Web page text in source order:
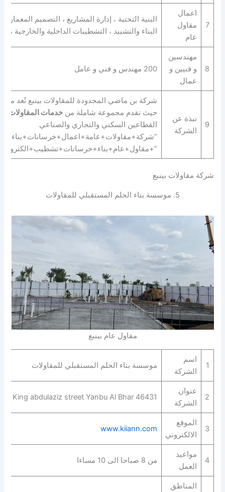
7
اعمال
مقاول
عام
البنية التحتية ، إدارة المشاريع ، التصميم
البناء والتشييد ، التشطيبات الداخلية والخارجية
8
مهندسين
و فنيين و
عمال
200 مهندس و فني و عامل
9
نبذة عن
الشركة
شركة بن ماضي المحدودة للمقاولات بينبع تُعد من
حيث تقدم مجموعة شاملة من خدمات المقاولات
القطاعين السكني والتجاري والصناعي
شركة مقاولات بينبع
5. موسسة بناء الحلم المستقبلي للمقاولات
مقاول عام بينبع
1
اسم
الشركة
موسسة بناء الحلم المستقبلي للمقاولات
2
عنوان
الشركة
King abdulaziz street Yanbu Al Bhar 46431
3
الموقع
الالكتروني
www.kiiann.com
4
مواعيد
العمل
من 8 صباحا الى 10 مساءا
المناطق